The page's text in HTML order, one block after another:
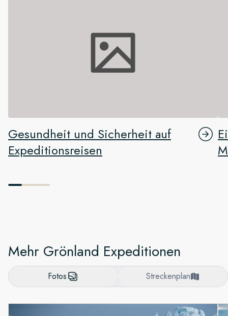
Gesundheit und Sicherheit auf
Expeditionsreisen
Mehr Grönland Expeditionen
Fotos Streckenplan